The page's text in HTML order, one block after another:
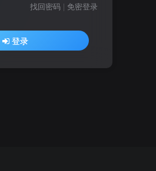
找回密码 | 免密登录
登录